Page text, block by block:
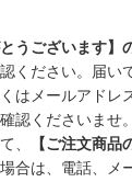
とうございます】
ください。届い
はメールアドレ
認くださいませ。
、
【ご注文商品
合は、電話、メ